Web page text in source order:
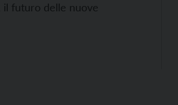
il futuro delle nuove